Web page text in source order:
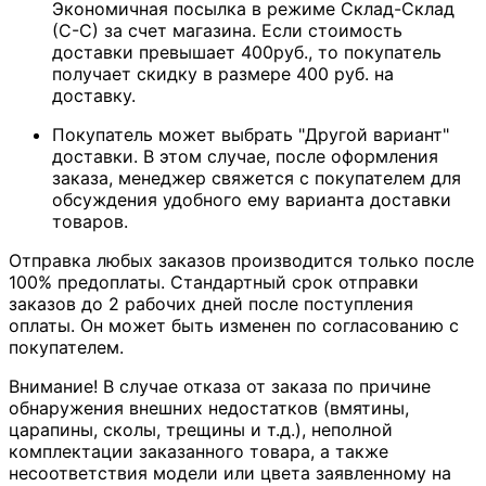
Экономичная посылка в режиме Склад-Склад
(С-С) за счет магазина. Если стоимость
доставки превышает 400руб., то покупатель
получает скидку в размере 400 руб. на
доставку.
Покупатель может выбрать "Другой вариант"
доставки. В этом случае, после оформления
заказа, менеджер свяжется с покупателем для
обсуждения удобного ему варианта доставки
товаров.
Отправка любых заказов производится только после
100% предоплаты. Стандартный срок отправки
заказов до 2 рабочих дней после поступления
оплаты. Он может быть изменен по согласованию с
покупателем.
Внимание! В случае отказа от заказа по причине
обнаружения внешних недостатков (вмятины,
царапины, сколы, трещины и т.д.), неполной
комплектации заказанного товара, а также
несоответствия модели или цвета заявленному на